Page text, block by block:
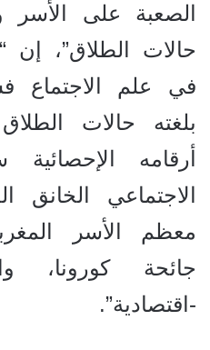
الصعبة على الأسر
حالات الطلاق”، إن
في علم الاجتماع
بلغته حالات
الاجتماعي الخانق
معظم الأسر
جائحة كورونا،
-اقتصادية”.